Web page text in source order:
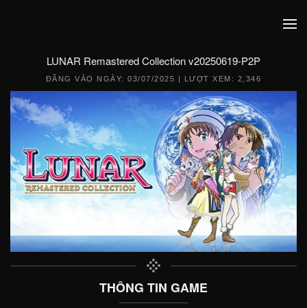
LUNAR Remastered Collection v20250619-P2P
ĐĂNG VÀO NGÀY:03/07/2025 | LƯỢT XEM: 2,346
THÔNG TIN GAME